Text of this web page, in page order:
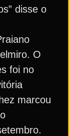
disse o
O
foi no
marcou